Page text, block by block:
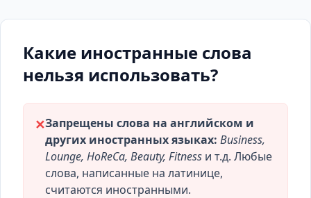
Какие иностранные слова
нельзя использовать?
✕Запрещены слова на английском и
других иностранных языках: Business,
Lounge, HoReCa, Beauty, Fitness и т.д. Любые
слова, написанные на латинице,
считаются иностранными.